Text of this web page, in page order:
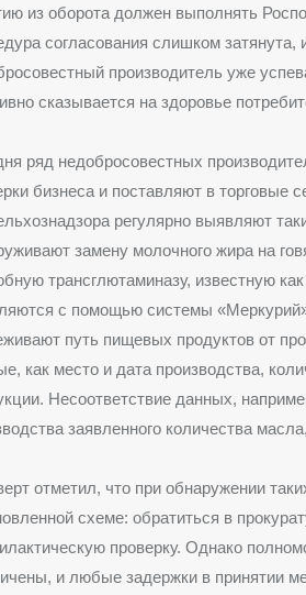
из оборота должен выполнять
согласования слишком
производитель уже
сказывается на здоровье
ряд недобросовестных
бизнеса и поставляют в торговые
регулярно выявляют
замену молочного жира на
трансглютаминазу, известную
с помощью системы
путь пищевых продуктов от
как место и дата производства,
Несоответствие данных,
заявленного количества
отметил, что при обнаружении
схеме: обратиться в
проверку. Однако
и любые задержки в принятии